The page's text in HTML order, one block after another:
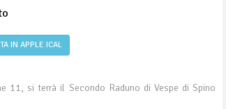
IN APPLE ICAL
11, si terrà il Secondo Raduno di Vespe di Spino